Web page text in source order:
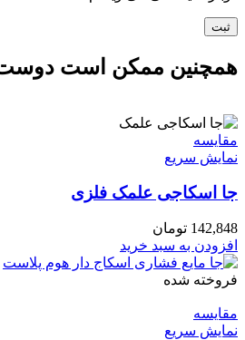
همچنین ممکن است دوست
مقايسه
نمایش سریع
جا اسکاجی علمک فلزی
142,848 تومان
افزودن به سبد خرید
فروخته شده
مقايسه
نمایش سریع